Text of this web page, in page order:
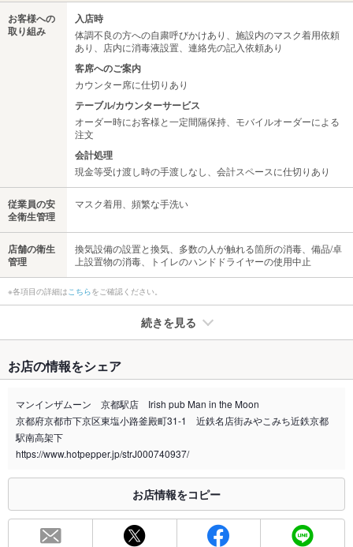
お客様への
取り組み
入店時
体調不良の方への自粛呼びかけあり、施設内のマスク着用依頼
あり、店内に消毒液設置、連絡先の記入依頼あり
客席へのご案内
カウンター席に仕切りあり
テーブル/カウンターサービス
オーダー時にお客様と一定間隔保持、モバイルオーダーによる
注文
会計処理
現金等受け渡し時の手渡しなし、会計スペースに仕切りあり
従業員の安
全衛生管理
マスク着用、頻繁な手洗い
店舗の衛生
管理
換気設備の設置と換気、多数の人が触れる箇所の消毒、備品/卓
上設置物の消毒、トイレのハンドドライヤーの使用中止
※各項目の詳細は こちらをご確認ください。
続きを見る
禁煙・喫煙
全席喫煙可
喫煙専用室 なし
※2020年4月1日～受動喫煙対策に関する法律が施行されています。正しい情報はお店へお問い
総席数 37席
お店の情報をシェア
マンインザムーン 京都駅店 Irish pub Man in the Moon
京都府京都市下京区東塩小路釜殿町31-1 近鉄名店街みやこみち近鉄京都
駅南高架下
https://www.hotpepper.jp/strJ000740937/
お店情報をコピー